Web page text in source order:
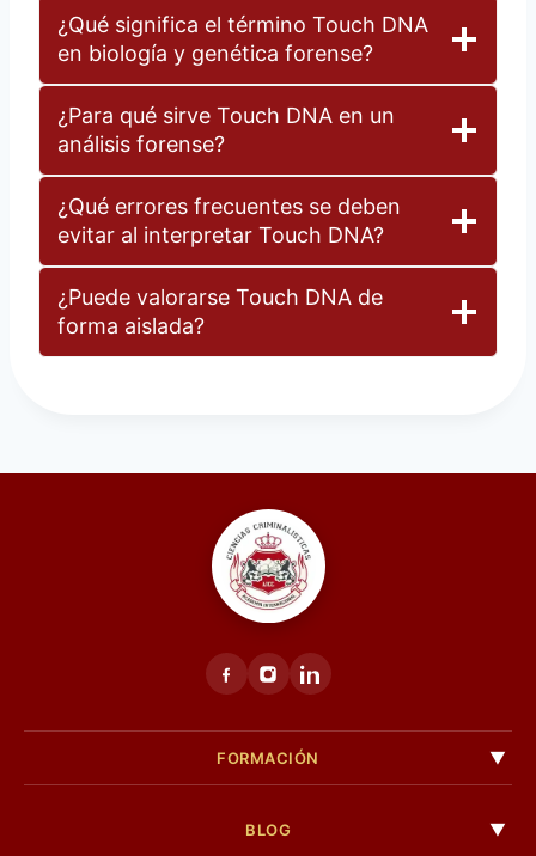
¿Qué significa el término Touch DNA
en biología y genética forense?
¿Para qué sirve Touch DNA en un
análisis forense?
¿Qué errores frecuentes se deben
evitar al interpretar Touch DNA?
¿Puede valorarse Touch DNA de
forma aislada?
FORMACIÓN
BLOG